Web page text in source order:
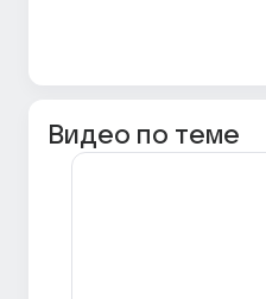
Видео по теме